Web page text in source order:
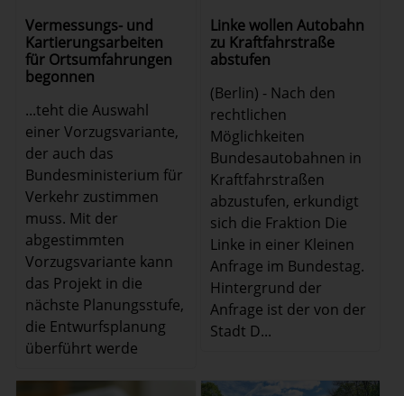
Vermessungs- und
Kartierungsarbeiten
für Ortsumfahrungen
begonnen
...teht die Auswahl
einer Vorzugsvariante,
der auch das
Bundesministerium für
Verkehr zustimmen
muss. Mit der
abgestimmten
Vorzugsvariante kann
das Projekt in die
nächste Planungsstufe,
die Entwurfsplanung
überführt werde
Linke wollen Autobahn
zu Kraftfahrstraße
abstufen
(Berlin) - Nach den
rechtlichen
Möglichkeiten
Bundesautobahnen in
Kraftfahrstraßen
abzustufen, erkundigt
sich die Fraktion Die
Linke in einer Kleinen
Anfrage im Bundestag.
Hintergrund der
Anfrage ist der von der
Stadt D...